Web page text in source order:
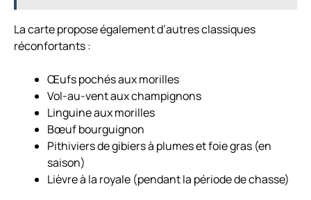
La carte propose également d’autres classiques
réconfortants :
Œufs pochés aux morilles
Vol-au-vent aux champignons
Linguine aux morilles
Bœuf bourguignon
Pithiviers de gibiers à plumes et foie gras (en
saison)
Lièvre à la royale (pendant la période de chasse)